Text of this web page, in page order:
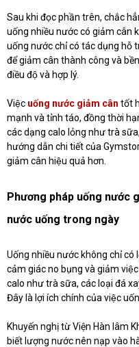
Sau khi đọc phần trên, chắc
uống nhiều nước có giảm cân
uống nước chỉ có tác dụng hỗ
để giảm cân thành công và
điều độ và hợp lý.
Việc uống nước giảm cân tốt
mạnh và tỉnh táo, đồng thời
các dạng calo lỏng như trà
hướng dẫn chi tiết của
giảm cân hiệu quả hơn.
Phương pháp uống nước
nước uống trong ngày
Uống nhiều nước không chỉ
cảm giác no bụng và giảm
calo như trà sữa, các loại đá
Đây là lợi ích chính của việc
Khuyến nghị từ Viện Hàn lâm
biết lượng nước nên nạp vào